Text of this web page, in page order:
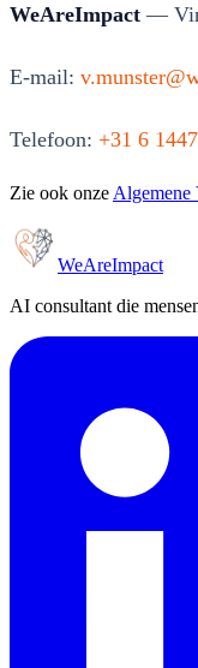
WeAreImpact —
E-mail:
Telefoon: +31 6
Zie ook onze Algemene
WeAreImpact
AI consultant die